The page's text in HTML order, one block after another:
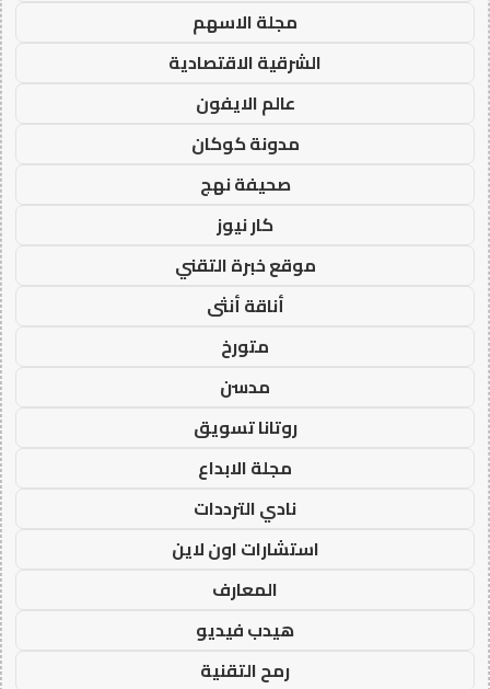
مجلة الاسهم
الشرقية الاقتصادية
عالم الايفون
مدونة كوكان
صحيفة نهج
كار نيوز
موقع خبرة التقني
أناقة أنثى
متورخ
مدسن
روتانا تسويق
مجلة الابداع
نادي الترددات
استشارات اون لاين
المعارف
هيدب فيديو
رمح التقنية